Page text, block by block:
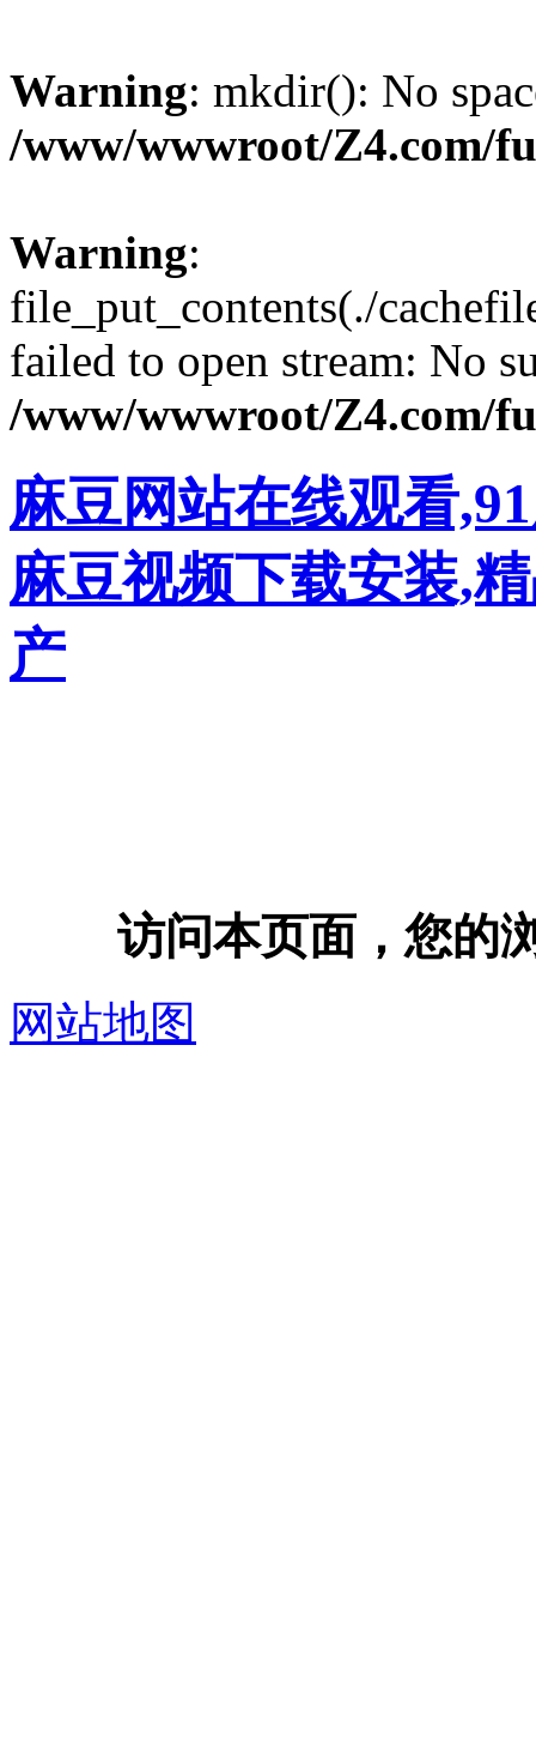
Warning: mkdir(): No
/www/wwwroot/Z4.com/
Warning:
file_put_contents(./
failed to open stream: No
/www/wwwroot/Z4.com/
麻豆网站在线观看
麻豆视频下载安装,
产
访问本页面，您的
网站地图